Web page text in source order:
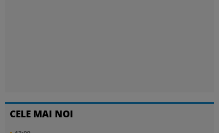
CELE MAI NOI